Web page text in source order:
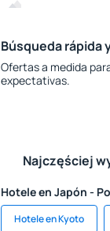
Búsqueda rápida
Ofertas a medida
expectativas.
Najczęściej
Hotele en Japón -
Hotele en Kyoto